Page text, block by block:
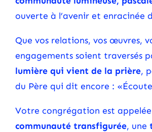
ouverte à l’avenir et enracinée
Que vos relations, vos œuvres,
engagements soient traversés
lumière qui vient de la prière,
du Père qui dit encore :
Votre congrégation est
communauté transfigurée, une